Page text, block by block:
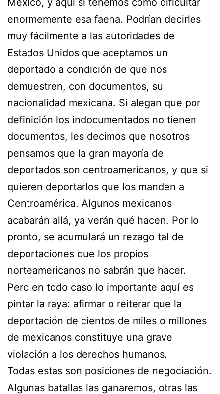
enormemente esa faena. Podrían decirles
muy fácilmente a las autoridades de
Estados Unidos que aceptamos un
deportado a condición de que nos
demuestren, con documentos, su
nacionalidad mexicana. Si alegan que por
definición los indocumentados no tienen
documentos, les decimos que nosotros
pensamos que la gran mayoría de
deportados son centroamericanos, y que si
quieren deportarlos que los manden a
Centroamérica. Algunos mexicanos
acabarán allá, ya verán qué hacen. Por lo
pronto, se acumulará un rezago tal de
deportaciones que los propios
norteamericanos no sabrán que hacer.
Pero en todo caso lo importante aquí es
pintar la raya: afirmar o reiterar que la
deportación de cientos de miles o millones
de mexicanos constituye una grave
violación a los derechos humanos.
Todas estas son posiciones de negociación.
Algunas batallas las ganaremos, otras las